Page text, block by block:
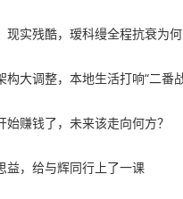
现实残酷，瑷科缦全程抗衰为何
构大调整，本地生活打响“二番
始赚钱了，未来该走向何方？
益，给与辉同行上了一课